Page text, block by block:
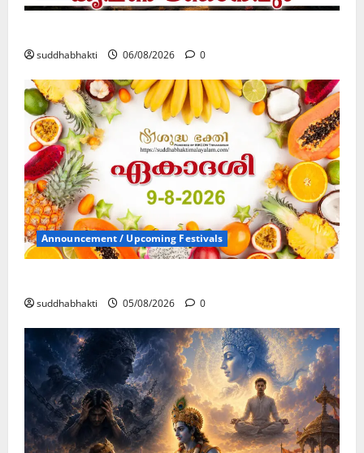
suddhabhakti 06/08/2026 0
Announcement / Upcoming Festivals
suddhabhakti 05/08/2026 0